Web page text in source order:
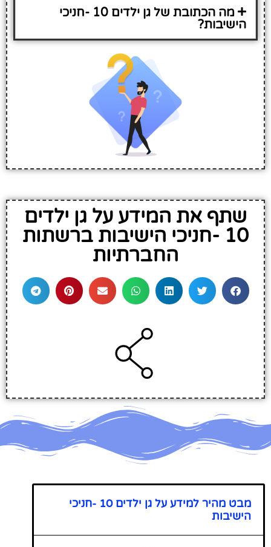
מה הכתובת של גן ילדים 10 -חניכי
הישיבות?
שתף את המידע על גן ילדים
10 -חניכי הישיבות ברשתות
החברתיות
מבט מהיר למידע על גן ילדים 10 -חניכי
הישיבות